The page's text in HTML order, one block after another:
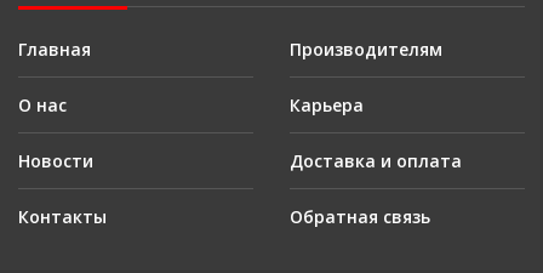
Главная
О нас
Новости
Контакты
Производителям
Карьера
Доставка и оплата
Обратная связь